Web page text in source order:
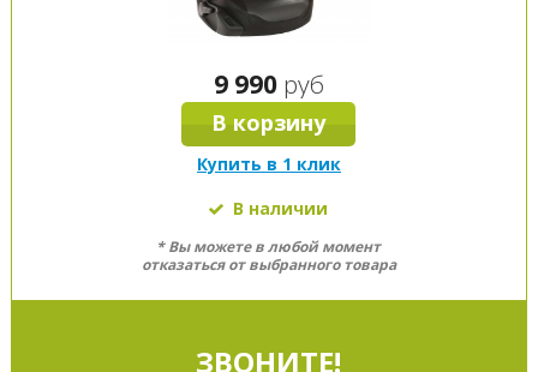
9 990 руб
В корзину
Купить в 1 клик
В наличии
* Вы можете в любой момент
отказаться от выбранного товара
ЗВОНИТЕ!